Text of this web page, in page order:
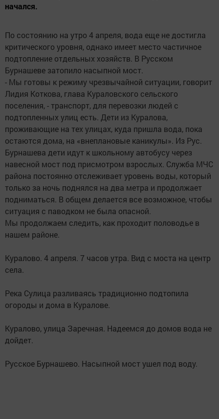
начался.
По состоянию на утро 4 апреля, вода еще не достигла
критического уровня, однако имеет место частичное
подтопление отдельных хозяйств. В Русском
Бурнашеве затопило насыпной мост.
- Мы готовы к режиму чрезвычайной ситуации, говорит
Лидия Коткова, глава Кураловского сельского
поселения, - транспорт, для перевозки людей с
подтопленных улиц есть. Дети из Куралова,
проживающие на тех улицах, куда пришла вода, пока
остаются дома, на «внеплановые каникулы». Из Рус.
Бурнашева дети идут к школьному автобусу через
навесной мост под присмотром взрослых. Служба МЧС
района постоянно отслеживает уровень воды, который
только за ночь поднялся на два метра и продолжает
подниматься. В общем делается все возможное, чтобы
ситуация с паводком не была опасной.
Мы продолжаем следить, как проходит половодье в
нашем районе.
Куралово. 4 апреля. 7 часов утра. Вид с моста на центр
села.
Река Сулица разливаясь традиционно подтопила
огороды и дома в Куралове.
Куралово, улица Заречная. Надеемся до домов вода не
дойдет.
Русское Бурнашево. Насыпной мост ушел под воду.